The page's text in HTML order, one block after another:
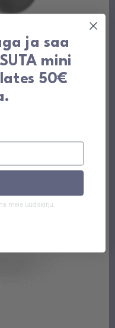
ja saa
mini
50€
meie uudiskirju.